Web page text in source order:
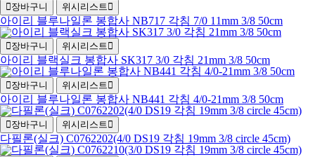
장바구니 위시리스트
아이리 블루나일론 봉합사 NB717 각침 7/0 11mm 3/8 50cm
장바구니 위시리스트
아이리 블랙실크 봉합사 SK317 3/0 각침 21mm 3/8 50cm
장바구니 위시리스트
아이리 블루나일론 봉합사 NB441 각침 4/0-21mm 3/8 50cm
장바구니 위시리스트
다필론(실크) C0762202(4/0 DS19 각침 19mm 3/8 circle 45cm)